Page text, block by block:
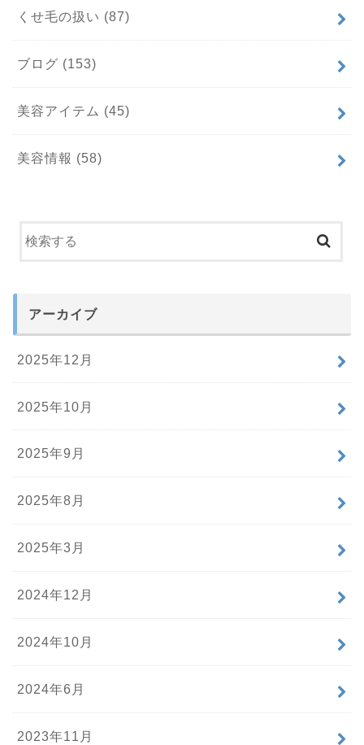
くせ毛の扱い (87)
ブログ (153)
美容アイテム (45)
美容情報 (58)
アーカイブ
2025年12月
2025年10月
2025年9月
2025年8月
2025年3月
2024年12月
2024年10月
2024年6月
2023年11月